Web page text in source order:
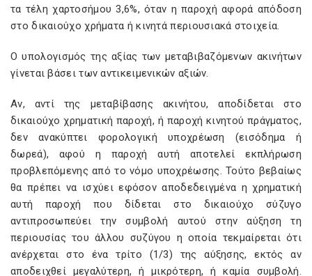
τα τέλη χαρτοσήμου 3,6%, όταν η παροχή αφορά απόδοση
στο δικαιούχο χρήματα ή κινητά περιουσιακά στοιχεία.
Ο υπολογισμός της αξίας των μεταβιβαζόμενων ακινήτων
γίνεται βάσει των αντικειμενικών αξιών.
Αν, αντί της μεταβίβασης ακινήτου, αποδίδεται στο
δικαιούχο χρηματική παροχή, ή παροχή κινητού πράγματος,
δεν ανακύπτει φορολογική υποχρέωση (εισόδημα ή
δωρεά), αφού η παροχή αυτή αποτελεί εκπλήρωση
προβλεπόμενης από το νόμο υποχρέωσης. Τούτο βεβαίως
θα πρέπει να ισχύει εφόσον αποδεδειγμένα η χρηματική
αυτή παροχή που δίδεται στο δικαιούχο σύζυγο
αντιπροσωπεύει την συμβολή αυτού στην αύξηση τη
περιουσίας του άλλου συζύγου η οποία τεκμαίρεται ότι
ανέρχεται στο ένα τρίτο (1/3) της αύξησης, εκτός αν
αποδειχθεί μεγαλύτερη, ή μικρότερη, ή καμία συμβολή.